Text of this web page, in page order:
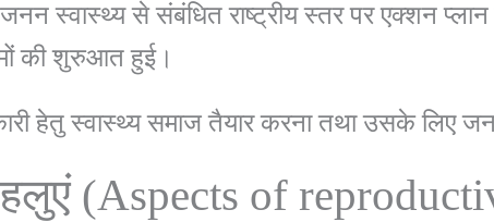
स्वास्थ्य से संबंधित राष्ट्रीय स्तर पर एक्शन
की शुरुआत हुई।
हेतु स्वास्थ्य समाज तैयार करना तथा उसके लिए
(Aspects of